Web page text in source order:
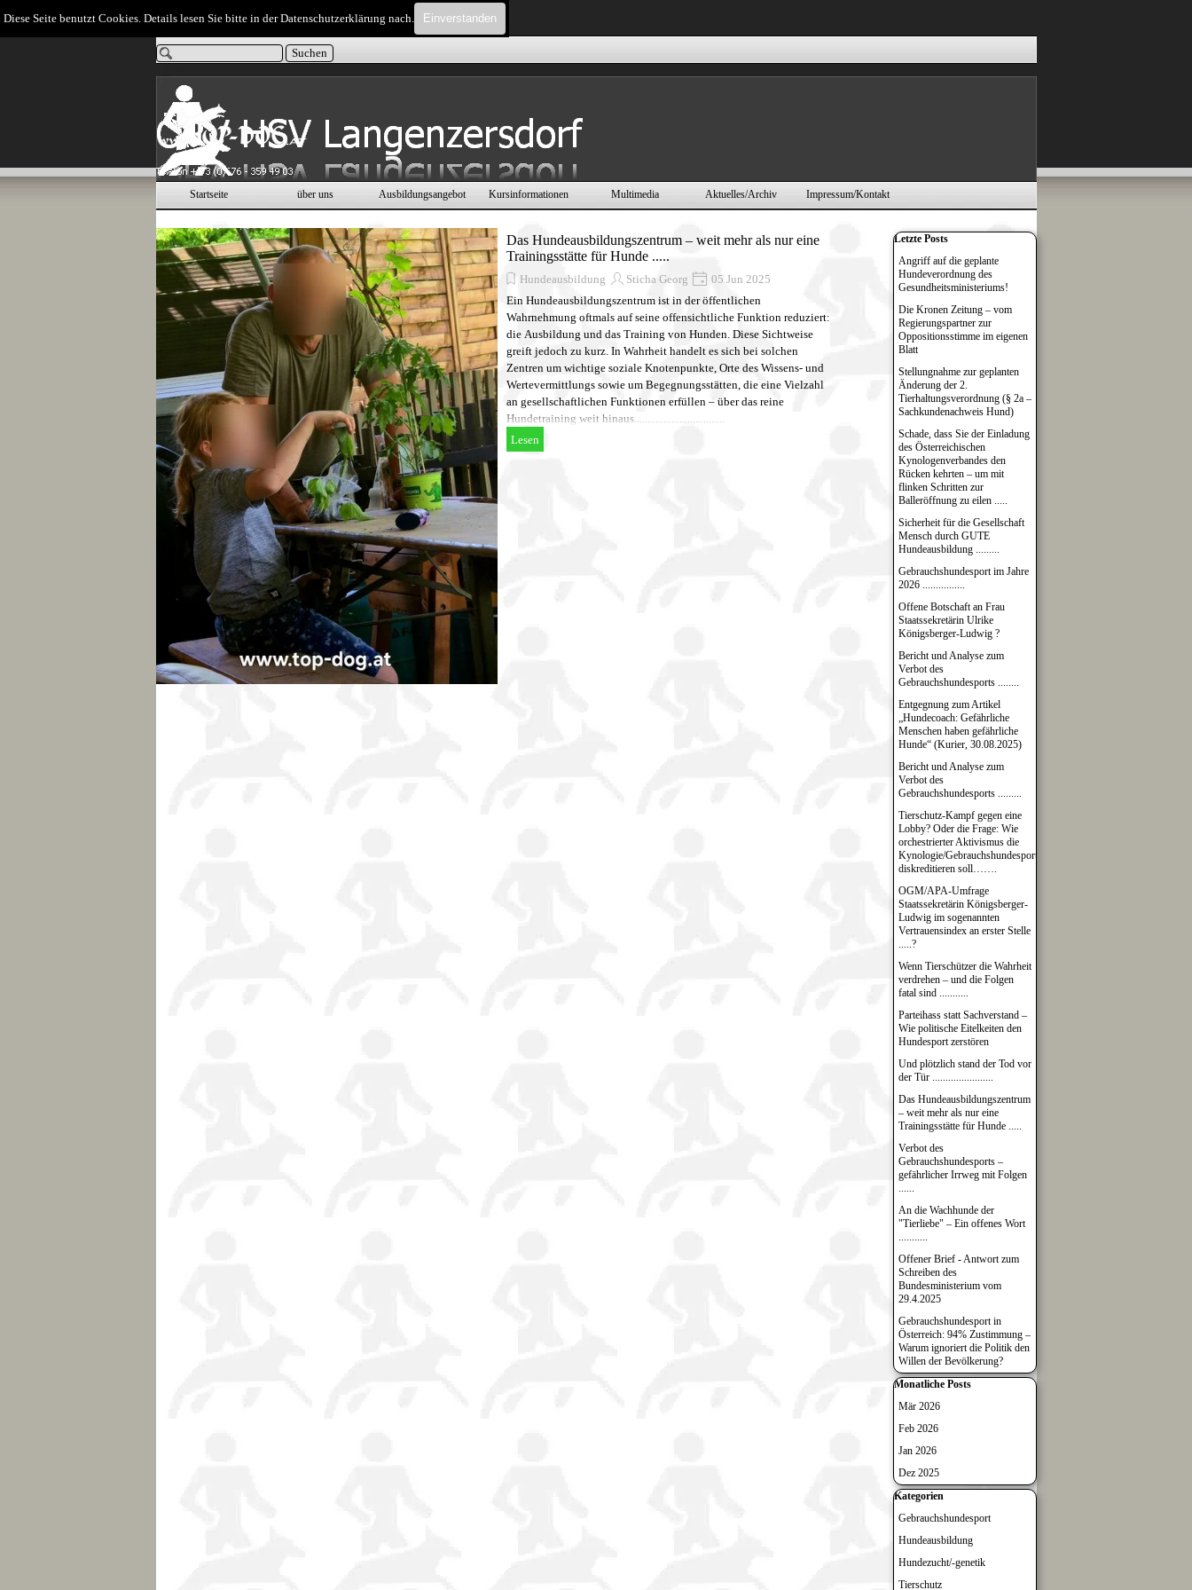
Diese Seite benutzt Cookies. Details lesen Sie bitte in der Datenschutzerklärung nach. Einverstanden
Suchen
Menü überspringen
Startseite über uns ▼
Ausbildungsangebot ▼
Kursinformationen ▼
Multimedia ▼
Aktuelles/Archiv ▼
Impressum/Kontakt
Das Hundeausbildungszentrum – weit mehr als nur eine
Trainingsstätte für Hunde .....
Hundeausbildung Sticha Georg
05 Jun 2025
Ein Hundeausbildungszentrum ist in der öffentlichen
Wahrnehmung oftmals auf seine offensichtliche Funktion reduziert:
die Ausbildung und das Training von Hunden. Diese Sichtweise
greift jedoch zu kurz. In Wahrheit handelt es sich bei solchen
Zentren um wichtige soziale Knotenpunkte, Orte des Wissens- und
Wertevermittlungs sowie um Begegnungsstätten, die eine Vielzahl
an gesellschaftlichen Funktionen erfüllen – über das reine
Hundetraining weit hinaus..................................
Lesen
Block überspringen Letzte Posts
Letzte Posts
Angriff auf die geplante
Hundeverordnung des
Gesundheitsministeriums!
Die Kronen Zeitung – vom
Regierungspartner zur
Oppositionsstimme im eigenen
Blatt
Stellungnahme zur geplanten
Änderung der 2.
Tierhaltungsverordnung (§ 2a –
Sachkundenachweis Hund)
Schade, dass Sie der Einladung
des Österreichischen
Kynologenverbandes den
Rücken kehrten – um mit
flinken Schritten zur
Balleröffnung zu eilen .....
Sicherheit für die Gesellschaft
Mensch durch GUTE
Hundeausbildung .........
Gebrauchshundesport im Jahre
2026 ................
Offene Botschaft an Frau
Staatssekretärin Ulrike
Königsberger-Ludwig ?
Bericht und Analyse zum
Verbot des
Gebrauchshundesports ........
Entgegnung zum Artikel
„Hundecoach: Gefährliche
Menschen haben gefährliche
Hunde“ (Kurier, 30.08.2025)
Bericht und Analyse zum
Verbot des
Gebrauchshundesports .........
Tierschutz-Kampf gegen eine
Lobby? Oder die Frage: Wie
orchestrierter Aktivismus die
Kynologie/Gebrauchshundesport
diskreditieren soll…….
OGM/APA-Umfrage
Staatssekretärin Königsberger-
Ludwig im sogenannten
Vertrauensindex an erster Stelle
.....?
Wenn Tierschützer die Wahrheit
verdrehen – und die Folgen
fatal sind ...........
Parteihass statt Sachverstand –
Wie politische Eitelkeiten den
Hundesport zerstören
Und plötzlich stand der Tod vor
der Tür .......................
Das Hundeausbildungszentrum
– weit mehr als nur eine
Trainingsstätte für Hunde .....
Verbot des
Gebrauchshundesports –
gefährlicher Irrweg mit Folgen
......
An die Wachhunde der
"Tierliebe" – Ein offenes Wort
...........
Offener Brief - Antwort zum
Schreiben des
Bundesministerium vom
29.4.2025
Gebrauchshundesport in
Österreich: 94% Zustimmung –
Warum ignoriert die Politik den
Willen der Bevölkerung?
Block überspringen Monatliche Posts
Monatliche Posts
Mär 2026
Feb 2026
Jan 2026
Dez 2025
Block überspringen Kategorien
Kategorien
Gebrauchshundesport
Hundeausbildung
Hundezucht/-genetik
Tierschutz